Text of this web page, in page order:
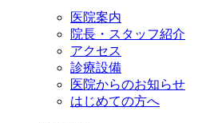
医院案内
院長・スタッフ紹介
アクセス
診療設備
医院からのお知らせ
はじめての方へ